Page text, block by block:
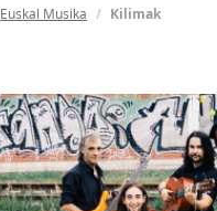
Euskal Musika Kilimak